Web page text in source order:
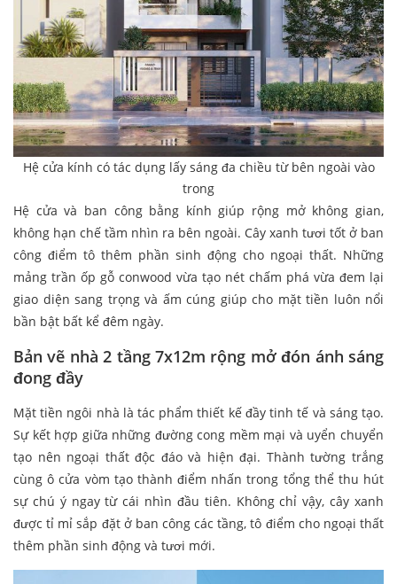
Hệ cửa kính có tác dụng lấy sáng đa chiều từ bên ngoài vào
trong
Hệ cửa và ban công bằng kính giúp rộng mở không gian,
không hạn chế tầm nhìn ra bên ngoài. Cây xanh tươi tốt ở ban
công điểm tô thêm phần sinh động cho ngoại thất. Những
mảng trần ốp gỗ conwood vừa tạo nét chấm phá vừa đem lại
giao diện sang trọng và ấm cúng giúp cho mặt tiền luôn nổi
bần bật bất kể đêm ngày.
Bản vẽ nhà 2 tầng 7x12m rộng mở đón ánh sáng
đong đầy
Mặt tiền ngôi nhà là tác phẩm thiết kế đầy tinh tế và sáng tạo.
Sự kết hợp giữa những đường cong mềm mại và uyển chuyển
tạo nên ngoại thất độc đáo và hiện đại. Thành tường trắng
cùng ô cửa vòm tạo thành điểm nhấn trong tổng thể thu hút
sự chú ý ngay từ cái nhìn đầu tiên. Không chỉ vậy, cây xanh
được tỉ mỉ sắp đặt ở ban công các tầng, tô điểm cho ngoại thất
thêm phần sinh động và tươi mới.